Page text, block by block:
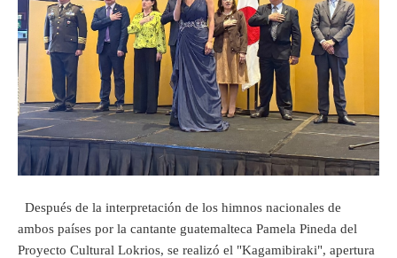
Después de la interpretación de los himnos nacionales de
ambos países por la cantante guatemalteca Pamela Pineda del
Proyecto Cultural Lokrios, se realizó el "Kagamibiraki", apertura